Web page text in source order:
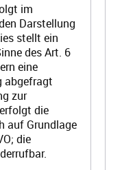
im
Darstellung
stellt ein
des Art. 6
eine
abgefragt
zur
die
auf Grundlage
die